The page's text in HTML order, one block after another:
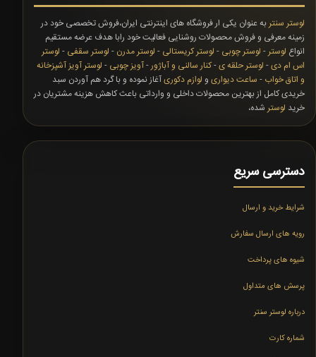
لوستر سنتر به عنوان یکی ار فروشگاه های اینترنتی ایران،فروش تخصصی خود در
زمینه معرفی و فروش محصولات روشنایی فعالیت خود رابا هدف عرضه مستقیم
انواع لوستر - لوستر چوبی - لوستر کریستالی - لوستر مدرن - لوستر سقفی - لوستر
اس ام دی- لوستر حلقه ی-کنار سالنی و آباژور-آویز چوبی - لوستر آویز آشپزخانه
و اتاق خواب - ساعت دیواری و لوازم دکوریآغاز نموده و با گرد هم آوردن سبد
خریدی کامل از بهترین محصولات داخلی و وارداتی باعث کاهش هزینه مشتریان در
خرید لوستر شده،
دسترسی سریع
شرایط خرید و ارسال
رویه های ارسال سفارش
شیوه های پرداخت
پرسش های متداول
درباره لوستر سنتر
شماره کارت